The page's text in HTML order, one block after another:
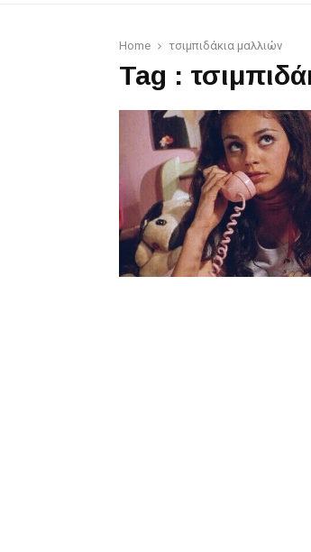
Home τσιμπιδάκια μαλλιών
Tag :